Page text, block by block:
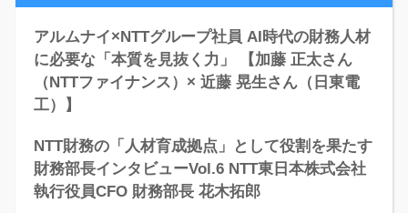
アルムナイ×NTTグループ社員 AI時代の財務人材
に必要な「本質を見抜く力」 【加藤 正太さん
（NTTファイナンス）× 近藤 晃生さん（日東電
工）】
NTT財務の「人材育成拠点」として役割を果たす
財務部長インタビューVol.6 NTT東日本株式会社
執行役員CFO 財務部長 花木拓郎